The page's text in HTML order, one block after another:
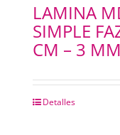
LAMINA
SIMPLE
CM – 3 MM
Detalles